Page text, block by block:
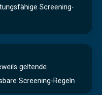
Screening-
geltende
Screening-Regeln